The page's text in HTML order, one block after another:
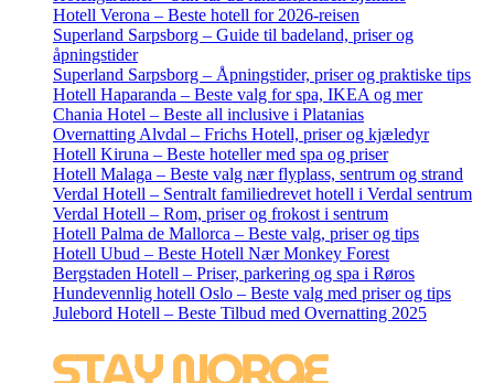
Hotell Verona – Beste hotell for 2026-reisen
Superland Sarpsborg – Guide til badeland, priser og
åpningstider
Superland Sarpsborg – Åpningstider, priser og praktiske tips
Hotell Haparanda – Beste valg for spa, IKEA og mer
Chania Hotel – Beste all inclusive i Platanias
Overnatting Alvdal – Frichs Hotell, priser og kjæledyr
Hotell Kiruna – Beste hoteller med spa og priser
Hotell Malaga – Beste valg nær flyplass, sentrum og strand
Verdal Hotell – Sentralt familiedrevet hotell i Verdal sentrum
Verdal Hotell – Rom, priser og frokost i sentrum
Hotell Palma de Mallorca – Beste valg, priser og tips
Hotell Ubud – Beste Hotell Nær Monkey Forest
Bergstaden Hotell – Priser, parkering og spa i Røros
Hundevennlig hotell Oslo – Beste valg med priser og tips
Julebord Hotell – Beste Tilbud med Overnatting 2025